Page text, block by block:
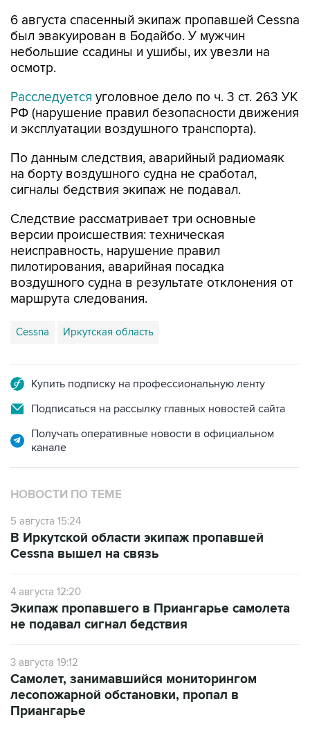
6 августа спасенный экипаж пропавшей Cessna
был эвакуирован в Бодайбо. У мужчин
небольшие ссадины и ушибы, их увезли на
осмотр.
Расследуется уголовное дело по ч. 3 ст. 263 УК
РФ (нарушение правил безопасности движения
и эксплуатации воздушного транспорта).
По данным следствия, аварийный радиомаяк
на борту воздушного судна не сработал,
сигналы бедствия экипаж не подавал.
Следствие рассматривает три основные
версии происшествия: техническая
неисправность, нарушение правил
пилотирования, аварийная посадка
воздушного судна в результате отклонения от
маршрута следования.
Cessna Иркутская область
Купить подписку на профессиональную ленту
Подписаться на рассылку главных новостей сайта
Получать оперативные новости в официальном
канале
НОВОСТИ ПО ТЕМЕ
5 августа 15:24
В Иркутской области экипаж пропавшей
Cessna вышел на связь
4 августа 12:20
Экипаж пропавшего в Приангарье самолета
не подавал сигнал бедствия
3 августа 19:12
Самолет, занимавшийся мониторингом
лесопожарной обстановки, пропал в
Приангарье